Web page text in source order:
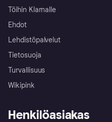
Töihin Klarnalle
Ehdot
Lehdistöpalvelut
Tietosuoja
Turvallisuus
Wikipink
Henkilöasiakas